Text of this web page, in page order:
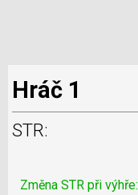
Hráč 1
STR:
Změna STR při výhře: